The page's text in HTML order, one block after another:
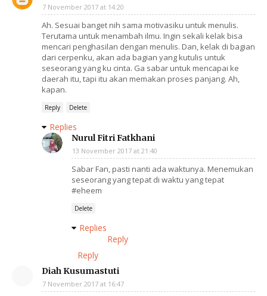
7 November 2017 at 14:20
Ah. Sesuai banget nih sama motivasiku untuk menulis.
Terutama untuk menambah ilmu. Ingin sekali kelak bisa
mencari penghasilan dengan menulis. Dan, kelak di bagian
dari cerpenku, akan ada bagian yang kutulis untuk
seseorang yang ku cinta. Ga sabar untuk mencapai ke
daerah itu, tapi itu akan memakan proses panjang. Ah,
kapan.
Reply Delete
Replies
Nurul Fitri Fatkhani
13 November 2017 at 21:40
Sabar Fan, pasti nanti ada waktunya. Menemukan
seseorang yang tepat di waktu yang tepat
#eheem
Delete
Replies
Reply
Reply
Diah Kusumastuti
7 November 2017 at 16:47